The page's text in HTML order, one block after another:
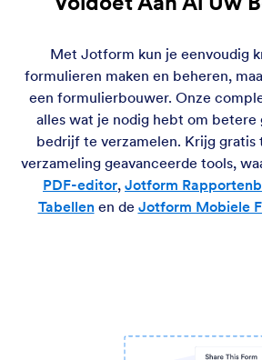
Met Jotform kun je eenvoudig
formulieren maken en beheren,
een formulierbouwer. Onze
alles wat je nodig hebt om betere
bedrijf te verzamelen. Krijg gratis
verzameling geavanceerde tools,
PDF-editor, Jotform
Tabellen en de Jotform Mobiele